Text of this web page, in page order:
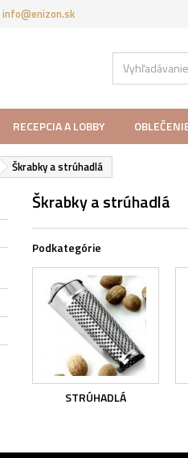
info@enizon.sk
RECEPCIA A LOBBY
Škrabky a strúhadlá
Škrabky a strúhadlá
Podkategórie
STRÚHADLÁ